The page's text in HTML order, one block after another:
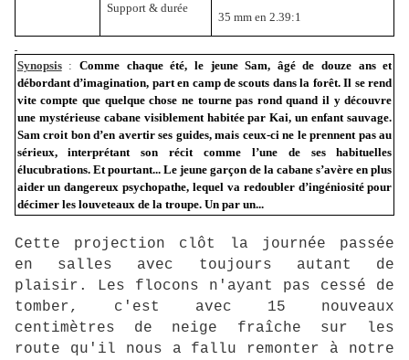
Support & durée
35 mm en 2.39:1
Synopsis : Comme chaque été, le jeune Sam, âgé de douze ans et
débordant d’imagination, part en camp de scouts dans la forêt. Il se rend
vite compte que quelque chose ne tourne pas rond quand il y découvre
une mystérieuse cabane visiblement habitée par Kai, un enfant sauvage.
Sam croit bon d’en avertir ses guides, mais ceux-ci ne le prennent pas au
sérieux, interprétant son récit comme l’une de ses habituelles
élucubrations. Et pourtant... Le jeune garçon de la cabane s’avère en plus
aider un dangereux psychopathe, lequel va redoubler d’ingéniosité pour
décimer les louveteaux de la troupe. Un par un...
Cette projection clôt la journée passée
en salles avec toujours autant de
plaisir. Les flocons n'ayant pas cessé de
tomber, c'est avec 15 nouveaux
centimètres de neige fraîche sur les
route qu'il nous a fallu remonter à notre